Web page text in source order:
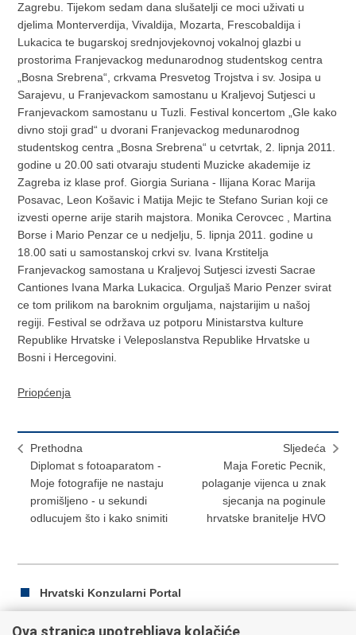
Zagrebu. Tijekom sedam dana slušatelji ce moci uživati u
djelima Monterverdija, Vivaldija, Mozarta, Frescobaldija i
Lukacica te bugarskoj srednjovjekovnoj vokalnoj glazbi u
prostorima Franjevackog medunarodnog studentskog centra
„Bosna Srebrena“, crkvama Presvetog Trojstva i sv. Josipa u
Sarajevu, u Franjevackom samostanu u Kraljevoj Sutjesci u
Franjevackom samostanu u Tuzli. Festival koncertom „Gle kako
divno stoji grad“ u dvorani Franjevackog medunarodnog
studentskog centra „Bosna Srebrena“ u cetvrtak, 2. lipnja 2011.
godine u 20.00 sati otvaraju studenti Muzicke akademije iz
Zagreba iz klase prof. Giorgia Suriana - Ilijana Korac Marija
Posavac, Leon Košavic i Matija Mejic te Stefano Surian koji ce
izvesti operne arije starih majstora. Monika Cerovcec , Martina
Borse i Mario Penzar ce u nedjelju, 5. lipnja 2011. godine u
18.00 sati u samostanskoj crkvi sv. Ivana Krstitelja
Franjevackog samostana u Kraljevoj Sutjesci izvesti Sacrae
Cantiones Ivana Marka Lukacica. Orguljaš Mario Penzer svirat
ce tom prilikom na baroknim orguljama, najstarijim u našoj
regiji. Festival se održava uz potporu Ministarstva kulture
Republike Hrvatske i Veleposlanstva Republike Hrvatske u
Bosni i Hercegovini.
Priopćenja
Prethodna
Diplomat s fotoaparatom -
Moje fotografije ne nastaju
promišljeno - u sekundi
odlucujem što i kako snimiti
Sljedeća
Maja Foretic Pecnik,
polaganje vijenca u znak
sjecanja na poginule
hrvatske branitelje HVO
Hrvatski Konzularni Portal
Ova stranica upotrebljava kolačiće